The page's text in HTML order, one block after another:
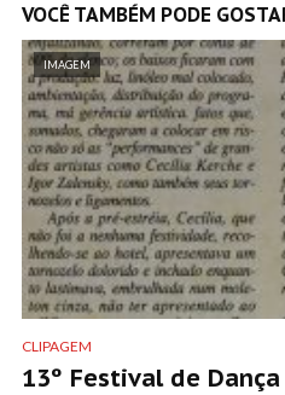
VOCÊ TAMBÉM PODE
IMAGEM
CLIPAGEM
13º Festival de